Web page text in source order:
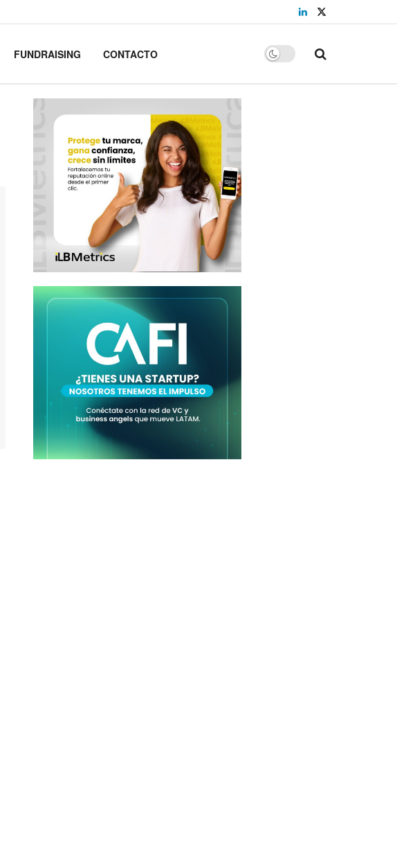
FUNDRAISING CONTACTO